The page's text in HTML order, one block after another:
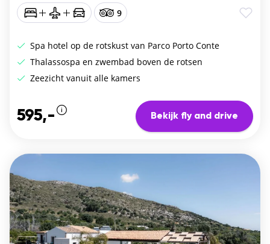
9
Spa hotel op de rotskust van Parco Porto Conte
Thalassospa en zwembad boven de rotsen
Zeezicht vanuit alle kamers
595,- Bekijk fly and drive